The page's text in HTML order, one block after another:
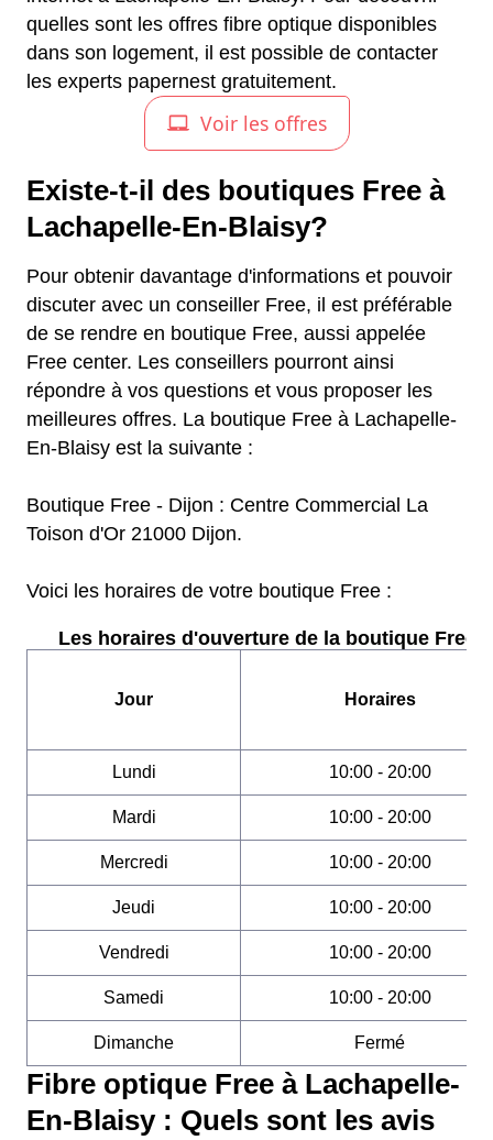
quelles sont les offres fibre optique disponibles
dans son logement, il est possible de contacter
les experts papernest gratuitement.
Existe-t-il des boutiques Free à
Lachapelle-En-Blaisy?
Pour obtenir davantage d'informations et pouvoir
discuter avec un conseiller Free, il est préférable
de se rendre en boutique Free, aussi appelée
Free center. Les conseillers pourront ainsi
répondre à vos questions et vous proposer les
meilleures offres. La boutique Free à Lachapelle-
En-Blaisy est la suivante :
Boutique Free - Dijon : Centre Commercial La
Toison d'Or 21000 Dijon.
Voici les horaires de votre boutique Free :
Les horaires d'ouverture de la boutique Free :
Jour Horaires
Lundi 10:00 - 20:00
Mardi 10:00 - 20:00
Mercredi 10:00 - 20:00
Jeudi 10:00 - 20:00
Vendredi 10:00 - 20:00
Samedi 10:00 - 20:00
Dimanche Fermé
Fibre optique Free à Lachapelle-
En-Blaisy : Quels sont les avis